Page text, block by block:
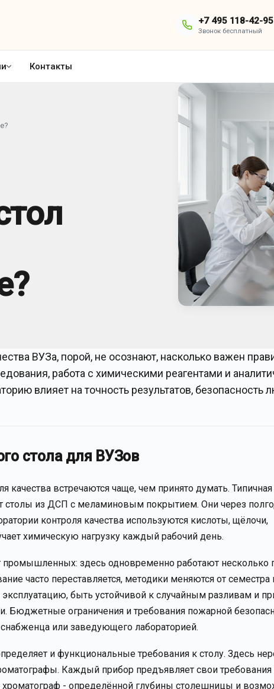
+7 495 118-42-95
Звонок бесплатный
Контакты
ВУЗа, порой, не осознают, насколько важен
работа с химическими реагентами и
влияет на точность результатов, безопасность
стола для ВУЗов
встречаются чаще, чем принято думать.
столы из ДСП с меламиновым покрытием. Они через
контроля качества используются кислоты, щёлочи,
химическую нагрузку каждый рабочий день.
промышленных: здесь одновременно работают несколько
часто переставляется, методики меняются от семестра
быть устойчивой к случайным разливам и
Бюджетные ограничения и требования пожарной
или заведующего лабораторией.
и функциональные требования к столу. Здесь
Каждый прибор предъявляет свои требования
хроматограф - определённой глубины столешницы и